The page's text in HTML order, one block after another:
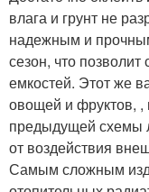
влага и грунт не
надежным и
сезон, что
емкостей. Этот же
овощей и фруктов, ,
предыдущей схемы
от воздействия
Самым сложным